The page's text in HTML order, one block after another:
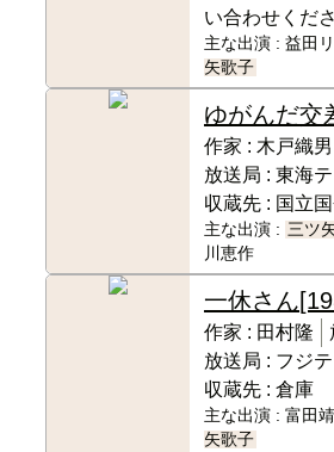
い合わせくだ
主な出演 : 益田
矢歌子
ゆがんだ交
作家 : 木戸織男
放送局 : 東海
収蔵先 : 国立
主な出演 : 三ツ
川恵作
一休さん
作家 : 田村隆
放送局 : フジ
収蔵先 : 倉庫
主な出演 : 富田
矢歌子